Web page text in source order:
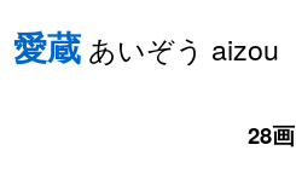
愛蔵 あいぞう aizou
28画